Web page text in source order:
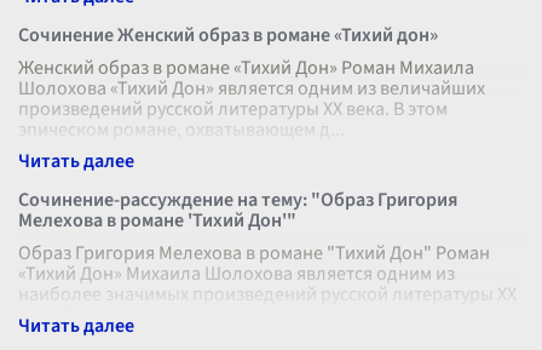
Сочинение Женский образ в романе «Тихий дон»
Женский образ в романе «Тихий Дон» Роман Михаила
Шолохова «Тихий Дон» является одним из величайших
произведений русской литературы XX века. В этом
эпическом романе, охватывающем д
Сочинение-рассуждение на тему: "Образ Григория
Мелехова в романе 'Тихий Дон'"
Образ Григория Мелехова в романе "Тихий Дон" Роман
«Тихий Дон» Михаила Шолохова является одним из
наиболее значимых произведений русской литературы XX
века. В центре этого эпическ